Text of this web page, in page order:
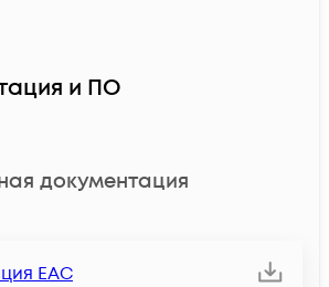
и ПО
документация
ЕАС